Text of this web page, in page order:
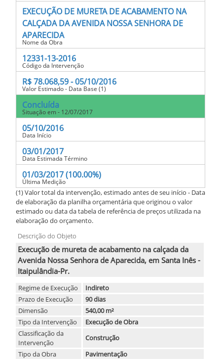
EXECUÇÃO DE MURETA DE ACABAMENTO NA
CALÇADA DA AVENIDA NOSSA SENHORA DE
APARECIDA
Nome da Obra
12331-13-2016
Código da Intervenção
R$ 78.068,59 - 05/10/2016
Valor Estimado - Data Base (1)
Concluída
Situação em - 12/07/2017
05/10/2016
Data Início
03/01/2017
Data Estimada Término
01/03/2017 (100.00%)
Última Medição
(1) Valor total da intervenção, estimado antes de seu início - Data
de elaboração da planilha orçamentária que originou o valor
estimado ou data da tabela de referência de preços utilizada na
elaboração do orçamento.
Descrição do Objeto
Execução de mureta de acabamento na calçada da
Avenida Nossa Senhora de Aparecida, em Santa Inês -
Itaipulândia-Pr.
Regime de Execução
Indireto
Prazo de Execução
90 dias
Dimensão
540,00 m²
Tipo da Intervenção
Execução de Obra
Classificação da
Intervenção
Construção
Tipo da Obra
Pavimentação